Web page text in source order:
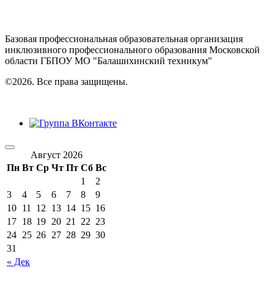
Базовая профессиональная образовательная организация
инклюзивного профессионального образования Московской
области ГБПОУ МО "Балашихинский техникум"
©2026. Все права защищены.
Август 2026
Пн Вт Ср Чт Пт Сб Вс
« Дек
1
2
3
4 5 6 7 8
9
10 11 12 13 14 15 16
17 18 19 20 21 22 23
24 25 26 27 28 29 30
31